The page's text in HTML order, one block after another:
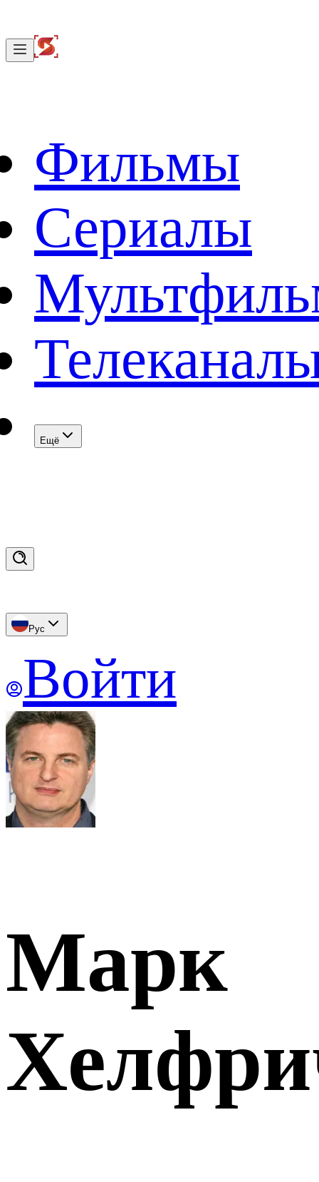
Фильмы
Сериалы
Eщё
Рус
Войти
Марк